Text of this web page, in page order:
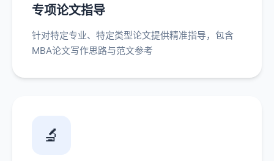
专项论文指导
针对特定专业、特定类型论文提供精准指导，包含
MBA论文写作思路与范文参考
🔬